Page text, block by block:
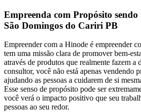
Empreenda com Propósito
São Domingos do Cariri PB
Empreender com a Hinode é empreender
tem uma missão clara de promover bem-
através de produtos que realmente fazem a
consultor, você não está apenas vendendo
ajudando as pessoas a cuidarem de si
Esse senso de propósito pode ser
você verá o impacto positivo que seu
pessoas ao seu redor.